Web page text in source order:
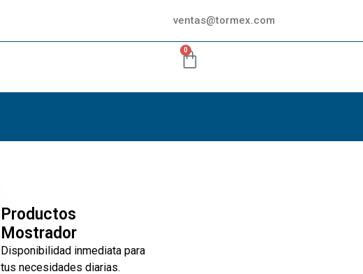
ventas@tormex.com
0
Productos
Mostrador
Disponibilidad inmediata para
tus necesidades diarias.